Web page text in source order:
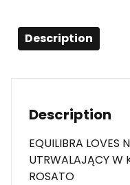
Description
Description
EQUILIBRA LOVES
UTRWALAJĄCY W
ROSATO